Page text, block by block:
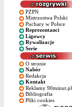
PZPN
Mistrzostwa Polski
Puchary w Polsce
Reprezentanci
Ligowcy
Rywalizacje
Serie
O stronie
Nabór
Redakcja
Kontakt
Reklamy 90minut.pl
Bibliografia
Pliki cookies